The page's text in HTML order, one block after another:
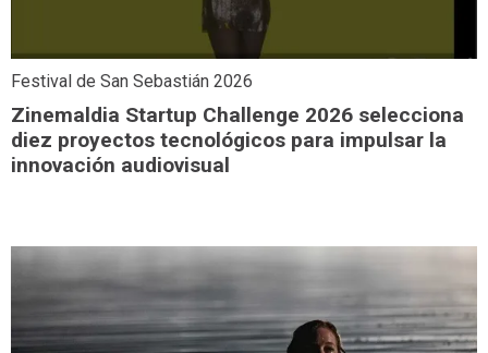
Festival de San Sebastián 2026
Zinemaldia Startup Challenge 2026 selecciona
diez proyectos tecnológicos para impulsar la
innovación audiovisual